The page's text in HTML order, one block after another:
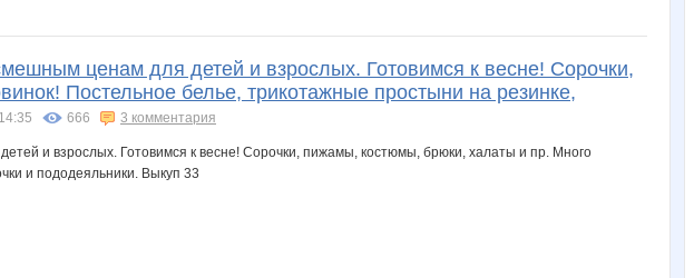
ценам для детей и взрослых. Готовимся к весне! Сорочки,
Постельное белье, трикотажные простыни на резинке,
666 3 комментария